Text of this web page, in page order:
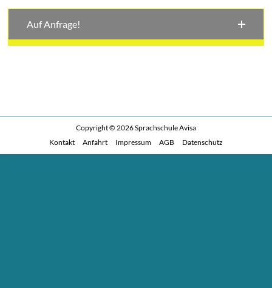
Auf Anfrage!
Copyright © 2026Sprachschule Avisa
Kontakt
Anfahrt Impressum AGB Datenschutz